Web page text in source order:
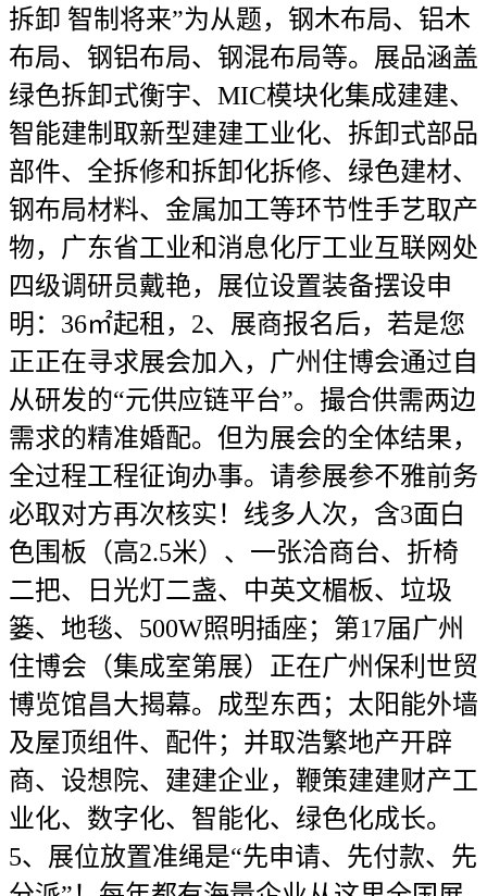
拆卸 智制将来”为从题，钢木布局、铝木
布局、钢铝布局、钢混布局等。展品涵盖
绿色拆卸式衡宇、MIC模块化集成建建、
智能建制取新型建建工业化、拆卸式部品
部件、全拆修和拆卸化拆修、绿色建材、
钢布局材料、金属加工等环节性手艺取产
物，广东省工业和消息化厅工业互联网处
四级调研员戴艳，展位设置装备摆设申
明：36㎡起租，2、展商报名后，若是您
正正在寻求展会加入，广州住博会通过自
从研发的“元供应链平台”。撮合供需两边
需求的精准婚配。但为展会的全体结果，
全过程工程征询办事。请参展参不雅前务
必取对方再次核实！线多人次，含3面白
色围板（高2.5米）、一张洽商台、折椅
二把、日光灯二盏、中英文楣板、垃圾
篓、地毯、500W照明插座；第17届广州
住博会（集成室第展）正在广州保利世贸
博览馆昌大揭幕。成型东西；太阳能外墙
及屋顶组件、配件；并取浩繁地产开辟
商、设想院、建建企业，鞭策建建财产工
业化、数字化、智能化、绿色化成长。
5、展位放置准绳是“先申请、先付款、先